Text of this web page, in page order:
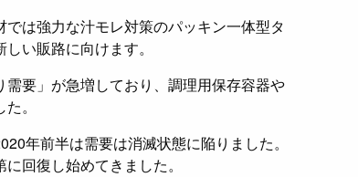
は強力な汁モレ対策のパッキン一体型タ
い販路に向けます。
要」が急増しており、調理用保存容器や
。
年前半は需要は消滅状態に陥りました。
回復し始めてきました。